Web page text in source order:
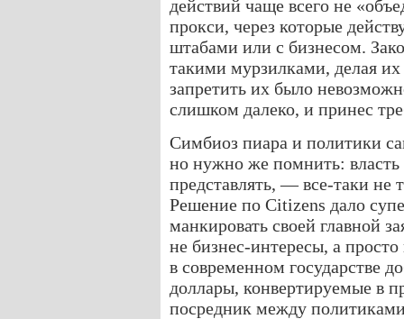
действий чаще всего не
прокси, через которые
штабами или с бизнесом.
такими мурзилками, делая
запретить их было
слишком далеко, и принес
Симбиоз пиара и политики
но нужно же помнить:
представлять, — все-таки не
Решение по Citizens дало
манкировать своей главной
не бизнес-интересы, а
в современном государстве
доллары, конвертируемые в
посредник между